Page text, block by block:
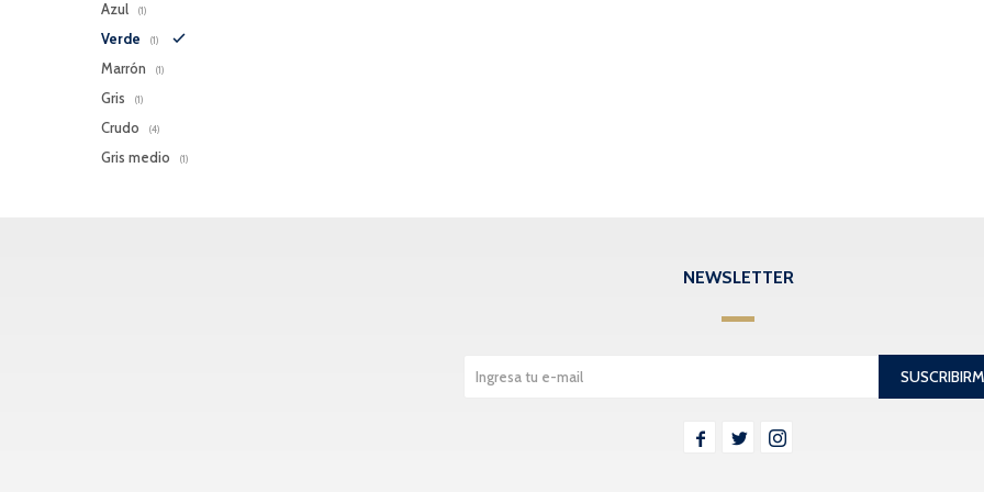
Azul (1)
Verde (1)
Marrón (1)
Gris (1)
Crudo (4)
Gris medio (1)
NEWSLETTER
  